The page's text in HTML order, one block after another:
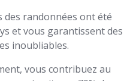
des randonnées ont été
et vous garantissent des
inoubliables.
vous contribuez au